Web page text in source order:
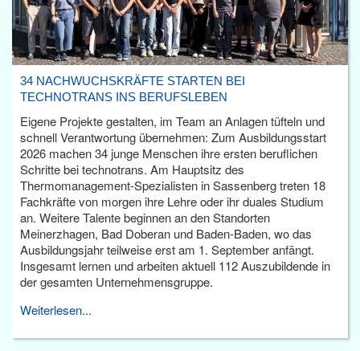
34 NACHWUCHSKRÄFTE STARTEN BEI
TECHNOTRANS INS BERUFSLEBEN
Eigene Projekte gestalten, im Team an Anlagen tüfteln und
schnell Verantwortung übernehmen: Zum Ausbildungsstart
2026 machen 34 junge Menschen ihre ersten beruflichen
Schritte bei technotrans. Am Hauptsitz des
Thermomanagement-Spezialisten in Sassenberg treten 18
Fachkräfte von morgen ihre Lehre oder ihr duales Studium
an. Weitere Talente beginnen an den Standorten
Meinerzhagen, Bad Doberan und Baden-Baden, wo das
Ausbildungsjahr teilweise erst am 1. September anfängt.
Insgesamt lernen und arbeiten aktuell 112 Auszubildende in
der gesamten Unternehmensgruppe.
Weiterlesen...